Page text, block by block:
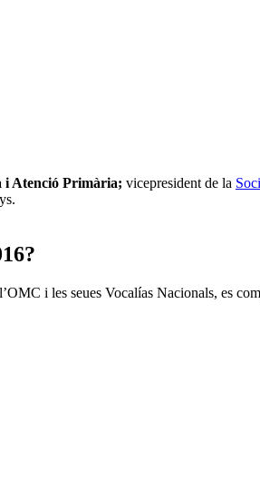
i Atenció Primària; vicepresident de la
i les seues Vocalías Nacionals, es